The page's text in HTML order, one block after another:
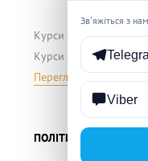
Зв’яжіться з
Viber
Курси бариста
Курси флористики
Переглянути всі
ПОЛІТИКА